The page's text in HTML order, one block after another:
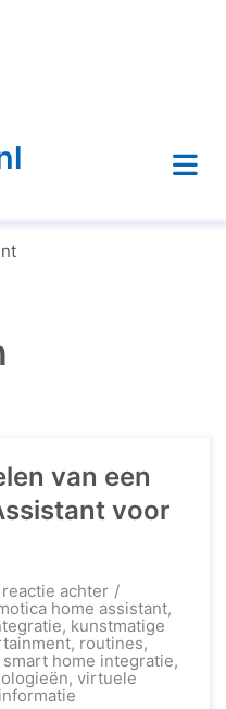
van een
voor
reactie achterop
Ontdek
de
Voordelen
van
een
home assistant,
, kunstmatige
, routines,
smart home integratie,
, virtuele